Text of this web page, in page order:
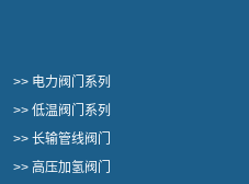
>> 电力阀门系列
>> 低温阀门系列
>> 长输管线阀门
>> 高压加氢阀门